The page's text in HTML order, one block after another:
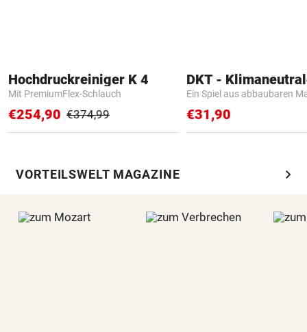
Hochdruckreiniger K 4
Mit PremiumFlex-Schlauch
€254,90 €374,99
Ein Spiel aus abbaubaren
€31,90
VORTEILSWELT MAGAZINE chevron_right